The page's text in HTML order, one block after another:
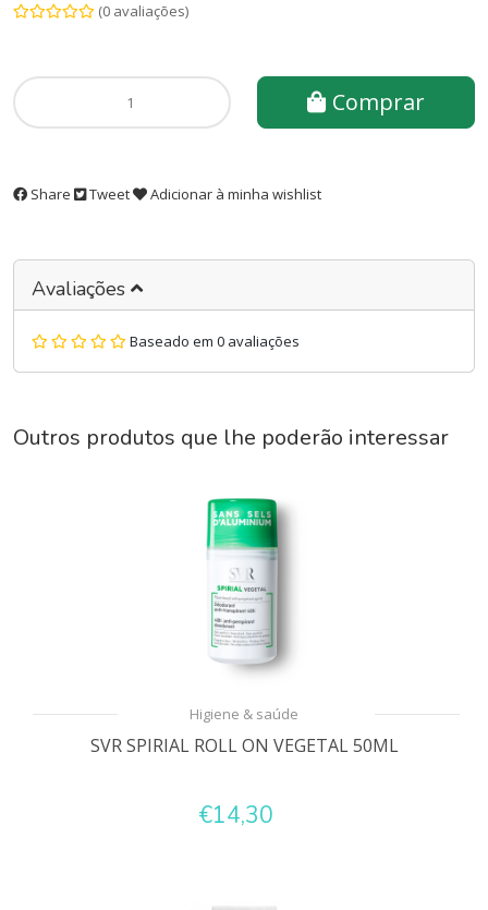
(0 avaliações)
Comprar
Share Tweet Adicionar à minha wishlist
Avaliações
Baseado em 0 avaliações
Outros produtos que lhe poderão interessar
Higiene & saúde
SVR SPIRIAL ROLL ON VEGETAL 50ML
€14,30